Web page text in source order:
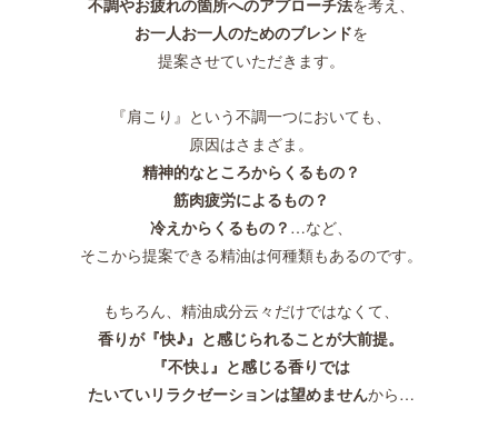
不調やお疲れの箇所へのアプローチ法を考え、
お一人お一人のためのブレンドを
提案させていただきます。
『肩こり』という不調一つにおいても、
原因はさまざま。
精神的なところからくるもの？
筋肉疲労によるもの？
冷えからくるもの？ …など、
そこから提案できる精油は何種類もあるのです。
もちろん、精油成分云々だけではなくて、
香りが『快♪』と感じられることが大前提。
『不快↓』と感じる香りでは
たいていリラクゼーションは望めませんから…